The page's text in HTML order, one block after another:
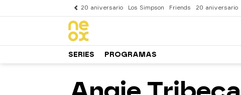
20 aniversario Los Simpson Friends 20 aniversario
SERIES PROGRAMAS